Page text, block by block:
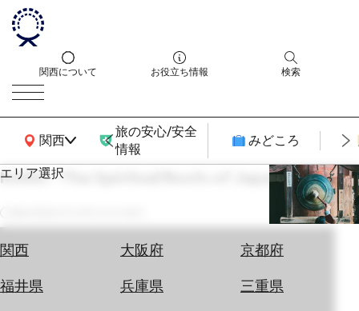
関西について お役立ち情報 検索
関西
関西広域MAP
旅の安心/安全
情報
みどころ
エリア選択
関西 大阪府
京都府
福井県
兵庫県
三重県
エ
券
NARA - The Spiritual Roots of Japan